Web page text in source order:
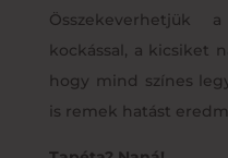
Összekeverhetjük
kockással, a kicsiket
hogy mind színes
is remek hatást